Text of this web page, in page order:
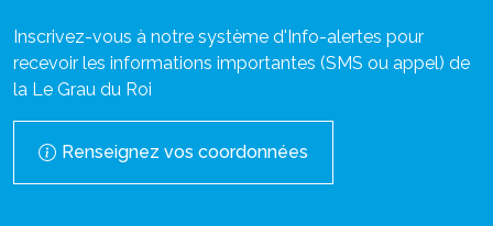
Inscrivez-vous à notre système d'Info-alertes pour
recevoir les informations importantes (SMS ou appel) de
la Le Grau du Roi
Renseignez vos coordonnées